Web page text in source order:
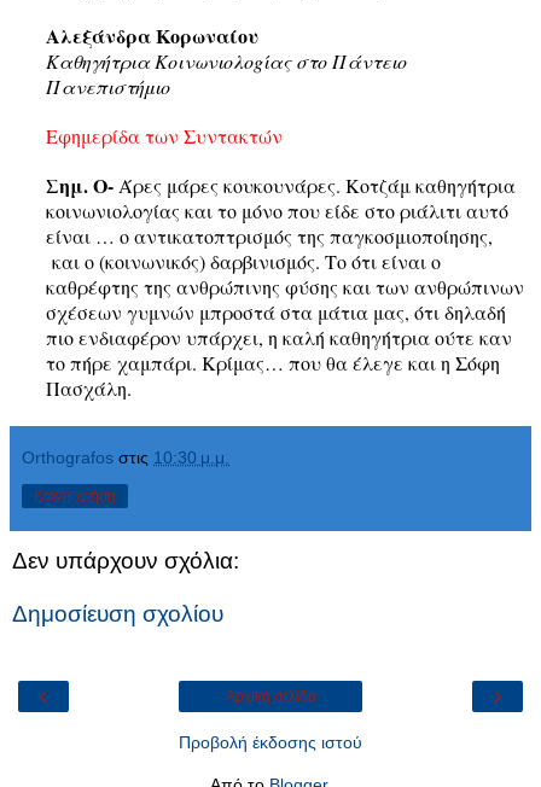
Αλεξάνδρα Κορωναίου
Καθηγήτρια Κοινωνιολοgίας στο Πάντειο
Πανεπιστήμιο
Εφημερίδα των Συντακτών
Σημ. Ο- Άρες μάρες κουκουνάρες. Κοτζάμ καθηγήτρια
κοινωνιολογίας και το μόνο που είδε στο ριάλιτι αυτό
είναι … ο αντικατοπτρισμός της παγκοσμιοποίησης,
και ο (κοινωνικός) δαρβινισμός. Το ότι είναι ο
καθρέφτης της ανθρώπινης φύσης και των ανθρώπινων
σχέσεων γυμνών μπροστά στα μάτια μας, ότι δηλαδή
πιο ενδιαφέρον υπάρχει, η καλή καθηγήτρια ούτε καν
το πήρε χαμπάρι. Κρίμας… που θα έλεγε και η Σόφη
Πασχάλη.
Orthografos στις 10:30 μ.μ.
Κοινή χρήση
Δεν υπάρχουν σχόλια:
Δημοσίευση σχολίου
‹ ›
Αρχική σελίδα
Προβολή έκδοσης ιστού